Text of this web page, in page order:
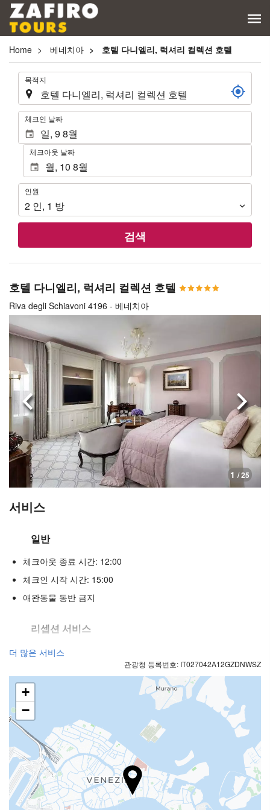
Home 베네치아 호텔 다니엘리, 럭셔리 컬렉션 호텔
. 목적지
. 체크인 날짜
체크아웃 날짜
인
원
인원
2 인, 1 방
검색
호텔 다니엘리, 럭셔리 컬렉션 호텔
Riva degli Schiavoni 4196 - 베네치아
1 / 25
이전으로 다음
서비스
일반
체크아웃 종료 시간: 12:00
체크인 시작 시간: 15:00
애완동물 동반 금지
리셉션 서비스
24시간 프런트 데스크
푸드 & 베버리지
일품요리 레스토랑
바
비즈니스 시설
비지니스쎈터
더 많은 서비스
관광청 등록번호: IT027042A12GZDNWSZ
+
−